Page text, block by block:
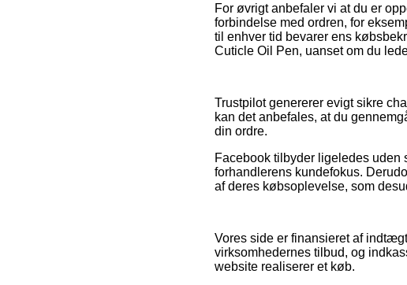
For øvrigt anbefaler vi at du er
forbindelse med ordren, for
til enhver tid bevarer ens
Cuticle Oil Pen, uanset om du
Trustpilot genererer evigt sikre
kan det anbefales, at du
din ordre.
Facebook tilbyder ligeledes
forhandlerens kundefokus.
af deres købsoplevelse, som
Vores side er finansieret af
virksomhedernes tilbud, og
website realiserer et køb.